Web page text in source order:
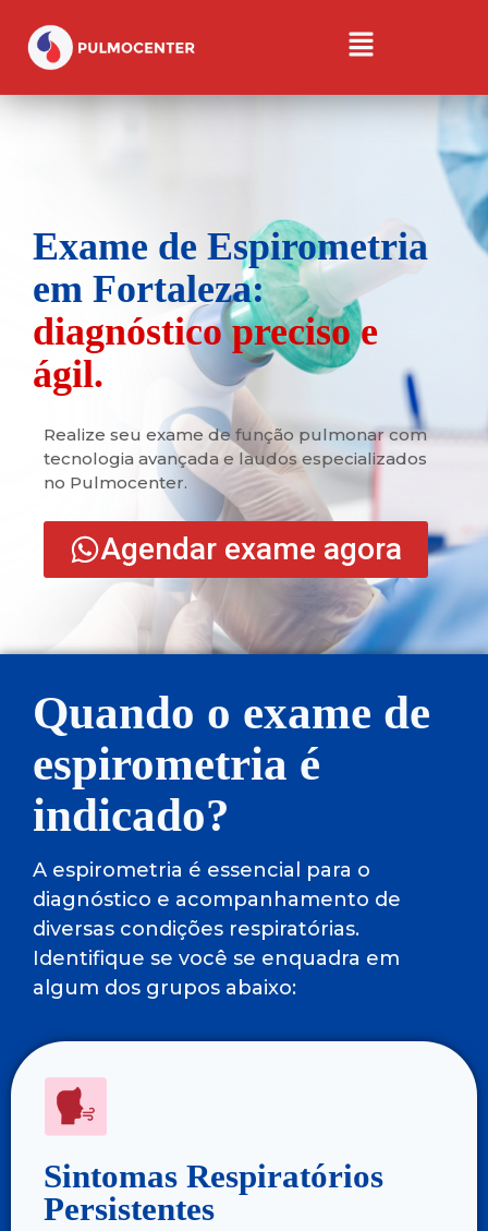
Exame de Espirometria
em Fortaleza:
diagnóstico preciso e
ágil.
Realize seu exame de função pulmonar com
tecnologia avançada e laudos especializados
no Pulmocenter.
Agendar exame agora
Quando o exame de
espirometria é
indicado?
A espirometria é essencial para o
diagnóstico e acompanhamento de
diversas condições respiratórias.
Identifique se você se enquadra em
algum dos grupos abaixo:
Sintomas Respiratórios
Persistentes